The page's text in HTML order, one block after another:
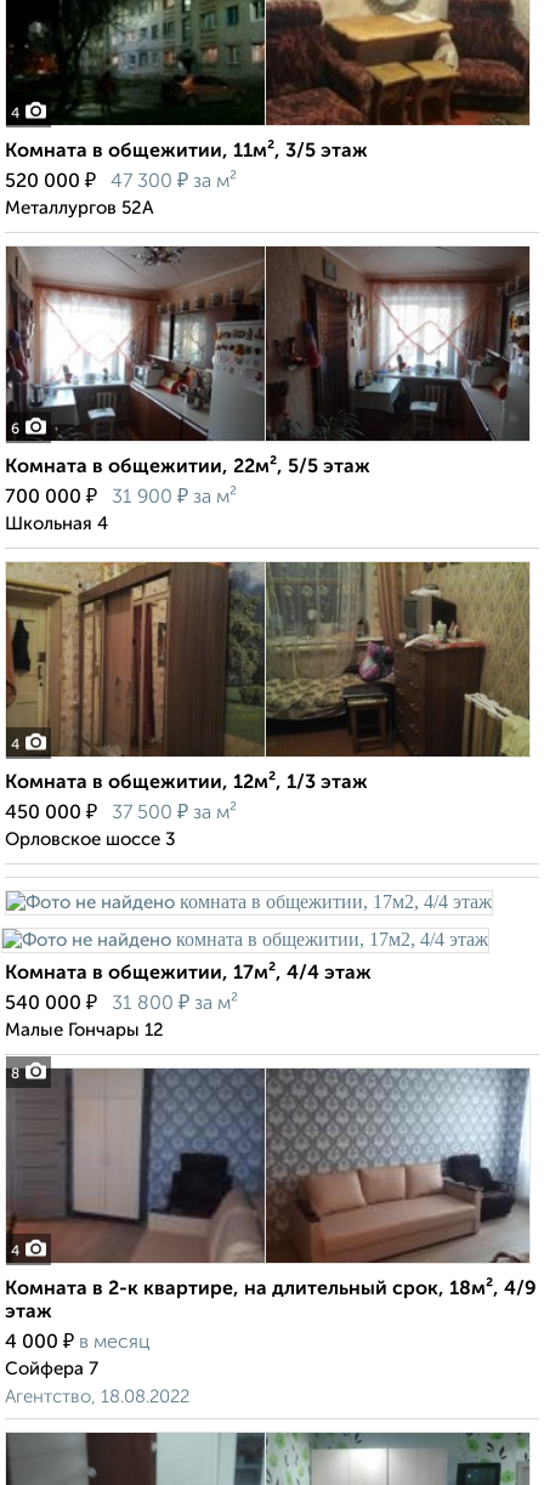
4
Комната в общежитии, 11м², 3/5 этаж
520 000 ₽ 47 300 ₽ за м²
Металлургов 52А
6
Комната в общежитии, 22м², 5/5 этаж
700 000 ₽ 31 900 ₽ за м²
Школьная 4
4
Комната в общежитии, 12м², 1/3 этаж
450 000 ₽ 37 500 ₽ за м²
Орловское шоссе 3
8
Комната в общежитии, 17м², 4/4 этаж
540 000 ₽ 31 800 ₽ за м²
Малые Гончары 12
4
Комната в 2-к квартире, на длительный срок, 18м², 4/9
этаж
4 000 ₽ в месяц
Сойфера 7
Агентство, 18.08.2022